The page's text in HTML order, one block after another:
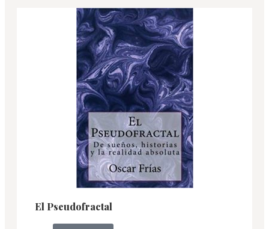
El Pseudofractal